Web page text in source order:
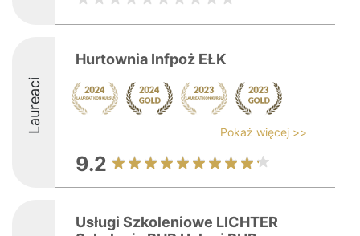
Laureaci
Hurtownia Infpoż EŁK
Pokaż więcej >>
9.2
Usługi Szkoleniowe LICHTER